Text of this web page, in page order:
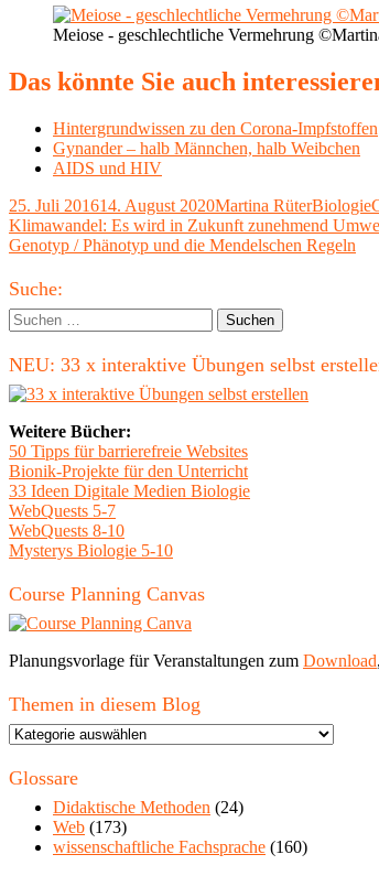
Meiose - geschlechtliche Vermehrung
Das könnte Sie auch
Hintergrundwissen zu den Corona-Impfstoffen
Gynander – halb Männchen, halb Weibchen
AIDS und HIV
Veröffentlicht
am
25. Juli 201614. August 2020Autor
Martina RüterBiologie
Beitragsnavigation
Vorheriger
Beitrag:
Klimawandel: Es wird in Zukunft zunehmend
Nächster
Genotyp / Phänotyp und die Mendelschen Regeln
Haupt-
Seitenleiste
Suche:
Suchen
nach:
NEU: 33 x interaktive Übungen selbst
Weitere Bücher:
50 Tipps für barrierefreie Websites
Bionik-Projekte für den Unterricht
33 Ideen Digitale Medien Biologie
WebQuests 5-7
WebQuests 8-10
Mysterys Biologie 5-10
Course Planning Canvas
Planungsvorlage für Veranstaltungen zum Download
Themen in diesem Blog
Themen
diesem
Glossare
Didaktische Methoden (24)
Web (173)
wissenschaftliche Fachsprache (160)